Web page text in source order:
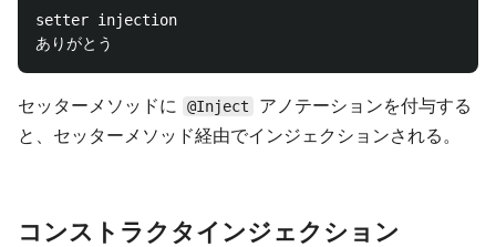
setter injection
セッターメソッドに @Inject
アノテーションを付与する
と、セッターメソッド経由でインジェクションされる。
コンストラクタインジェクション